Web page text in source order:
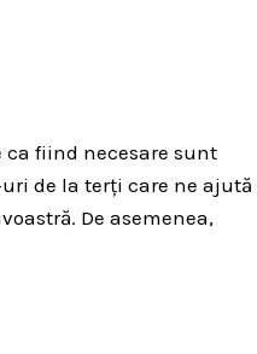
fiind necesare sunt
de la terți care ne ajută
De asemenea,